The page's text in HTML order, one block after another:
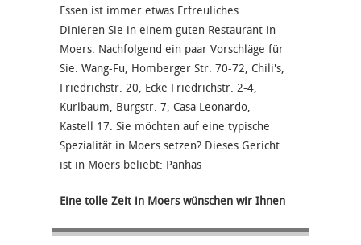
Essen ist immer etwas Erfreuliches.
Dinieren Sie in einem guten Restaurant in
Moers. Nachfolgend ein paar Vorschläge für
Sie: Wang-Fu, Homberger Str. 70-72, Chili's,
Friedrichstr. 20, Ecke Friedrichstr. 2-4,
Kurlbaum, Burgstr. 7, Casa Leonardo,
Kastell 17. Sie möchten auf eine typische
Spezialität in Moers setzen? Dieses Gericht
ist in Moers beliebt: Panhas
Eine tolle Zeit in Moers wünschen wir Ihnen